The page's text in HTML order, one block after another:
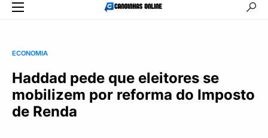
ECONOMIA
Haddad pede que eleitores se
mobilizem por reforma do Imposto
de Renda